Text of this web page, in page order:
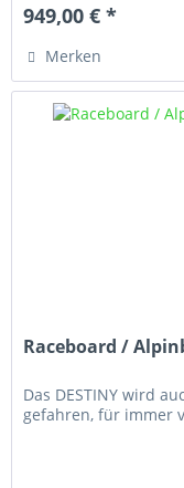
949,00 € *
Merken
Raceboard /
Das DESTINY wird
gefahren, für immer